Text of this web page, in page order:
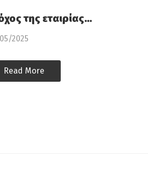
της εταιρίας…
2025
Read More